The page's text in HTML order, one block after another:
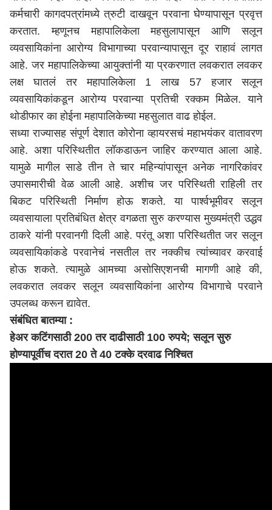
कर्मचारी कागदपत्रांमध्ये त्रुटी दाखवून परवाना घेण्यापासून प्रवृत्त
करतात. म्हणूनच महापालिकेला महसुलापासून आणि सलून
व्यवसायिकांना आरोग्य विभागाच्या परवान्यापासून दूर राहावं लागत
आहे. जर महापालिकेच्या आयुक्तांनी या प्रकरणात लवकरात लवकर
लक्ष घातलं तर महापालिकेला 1 लाख 57 हजार सलून
व्यवसायिकांकडून आरोग्य परवान्या प्रतिची रक्कम मिळेल. याने
थोडीफार का होईना महापालिकेच्या महसुलात वाढ होईल.
सध्या राज्यासह संपूर्ण देशात कोरोना व्हायरसचं महाभयंकर वातावरण
आहे. अशा परिस्थितीत लॉकडाऊन जाहिर करण्यात आला आहे.
यामुळे मागील साडे तीन ते चार महिन्यांपासून अनेक नागरिकांवर
उपासमारीची वेळ आली आहे. अशीच जर परिस्थिती राहिली तर
बिकट परिस्थिती निर्माण होऊ शकते. या पार्श्वभूमीवर सलून
व्यवसायाला प्रतिबंधित क्षेत्र वगळता सुरु करण्यास मुख्यमंत्री उद्धव
ठाकरे यांनी परवानगी दिली आहे. परंतू अशा परिस्थितीत जर सलून
व्यवसायिकांकडे परवानेचं नसतील तर नक्कीच त्यांच्यावर करवाई
होऊ शकते. त्यामुळे आमच्या असोसिएशनची मागणी आहे की,
लवकरात लवकर सलून व्यवसायिकांना आरोग्य विभागाचे परवाने
उपलब्ध करून द्यावेत.
संबंधित बातम्या :
हेअर कटिंगसाठी 200 तर दाढीसाठी 100 रुपये; सलून सुरु
होण्यापूर्वीच दरात 20 ते 40 टक्के दरवाढ निश्चित